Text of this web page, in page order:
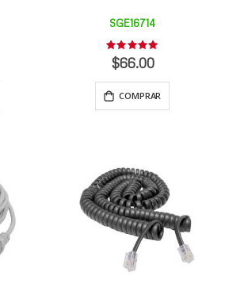
SGE16714
Rating:
0%
$66.00
COMPRAR